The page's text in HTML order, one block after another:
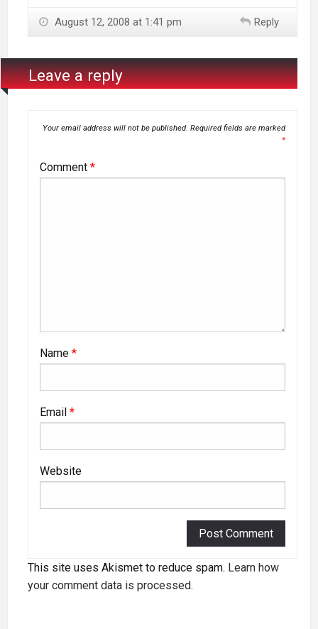
August 12, 2008 at 1:41 pm Reply
Leave a reply
Your email address will not be published. Required fields are marked
*
Comment *
Name *
Email *
Website
This site uses Akismet to reduce spam. Learn how
your comment data is processed.